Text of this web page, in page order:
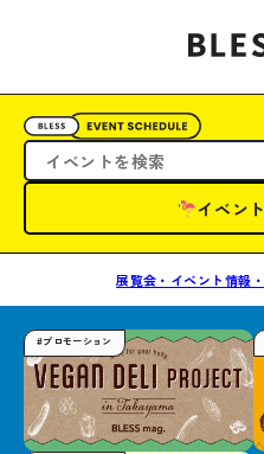
イベン
展覧会・イベント情報
#プロモーション